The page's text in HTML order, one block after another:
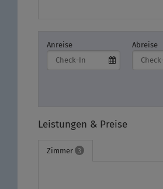
Anreise Abreise
Leistungen & Preise
Zimmer 3